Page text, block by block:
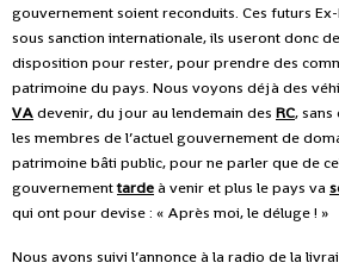
gouvernement soient reconduits. Ces futurs
sous sanction internationale, ils useront donc
disposition pour rester, pour prendre des
patrimoine du pays. Nous voyons déjà des
VAdevenir, du jour au lendemain des RC,
les membres de l’actuel gouvernement de
patrimoine bâti public, pour ne parler que de
gouvernementtardeà venir et plus le pays va
qui ont pour devise : « Après moi, le déluge ! »
Nous avons suivi l’annonce à la radio de la